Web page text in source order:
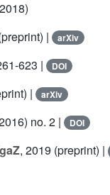
| arXiv
623 | DOI
| arXiv
no. 2 | DOI
, 2019 (preprint) |